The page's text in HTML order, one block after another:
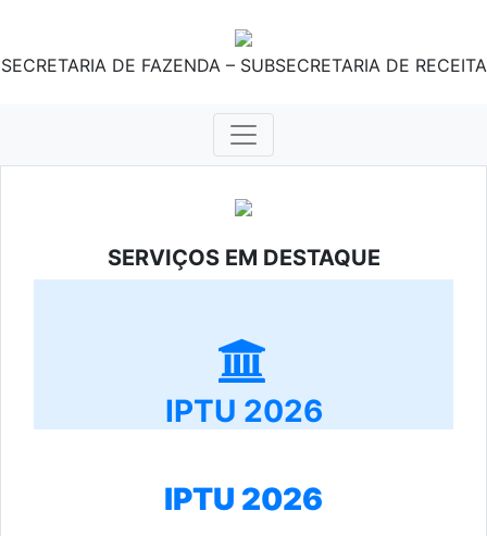
SECRETARIA DE FAZENDA – SUBSECRETARIA DE RECEITA
SERVIÇOS EM DESTAQUE
IPTU 2026
IPTU 2026